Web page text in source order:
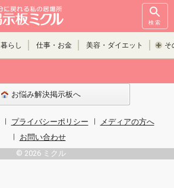
検索
暮らし 仕事・お金 美容・ダイエット そ
お悩み解決掲示板へ
プライバシーポリシー
メディアの方へ
お問い合わせ
© 2026 ミクル